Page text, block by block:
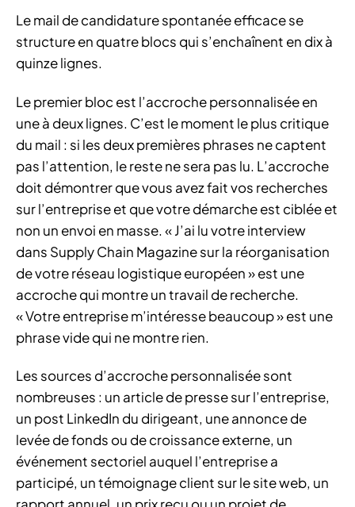
Le mail de candidature spontanée efficace se
structure en quatre blocs qui s’enchaînent en dix à
quinze lignes.
Le premier bloc est l’accroche personnalisée en
une à deux lignes. C’est le moment le plus critique
du mail : si les deux premières phrases ne captent
pas l’attention, le reste ne sera pas lu. L’accroche
doit démontrer que vous avez fait vos recherches
sur l’entreprise et que votre démarche est ciblée et
non un envoi en masse. « J’ai lu votre interview
dans Supply Chain Magazine sur la réorganisation
de votre réseau logistique européen » est une
accroche qui montre un travail de recherche.
« Votre entreprise m’intéresse beaucoup » est une
phrase vide qui ne montre rien.
Les sources d’accroche personnalisée sont
nombreuses : un article de presse sur l’entreprise,
un post LinkedIn du dirigeant, une annonce de
levée de fonds ou de croissance externe, un
événement sectoriel auquel l’entreprise a
participé, un témoignage client sur le site web, un